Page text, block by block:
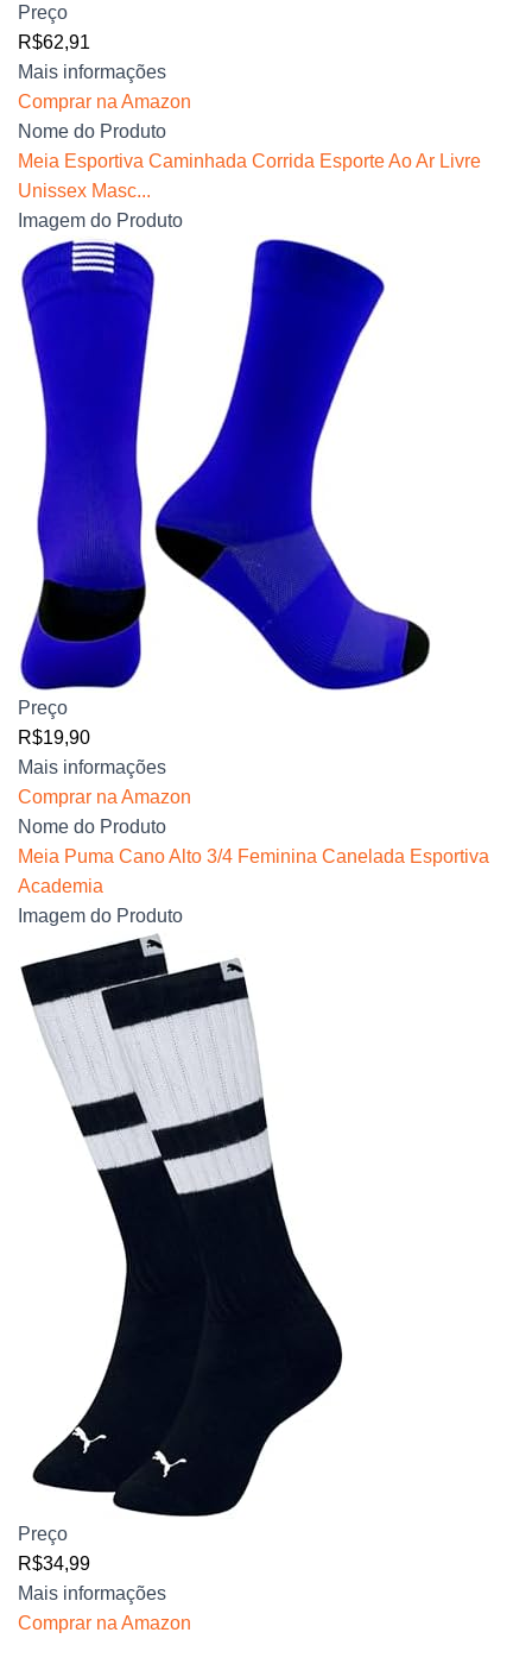
Preço
R$62,91
Mais informações
Comprar na Amazon
Nome do Produto
Meia Esportiva Caminhada Corrida Esporte Ao Ar Livre
Unissex Masc...
Imagem do Produto
Preço
R$19,90
Mais informações
Comprar na Amazon
Nome do Produto
Meia Puma Cano Alto 3/4 Feminina Canelada Esportiva
Academia
Imagem do Produto
Preço
R$34,99
Mais informações
Comprar na Amazon